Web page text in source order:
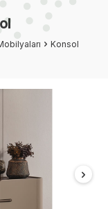
Konsol